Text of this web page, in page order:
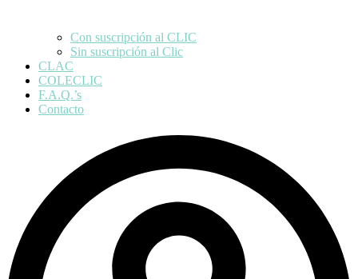
Con suscripción al CLIC
Sin suscripción al Clic
CLAC
COLECLIC
F.A.Q.’s
Contacto